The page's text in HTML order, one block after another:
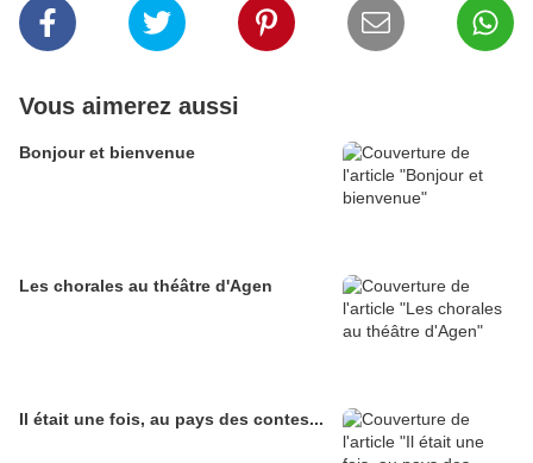
Vous aimerez aussi
Bonjour et bienvenue
Les chorales au théâtre d'Agen
Il était une fois, au pays des contes...